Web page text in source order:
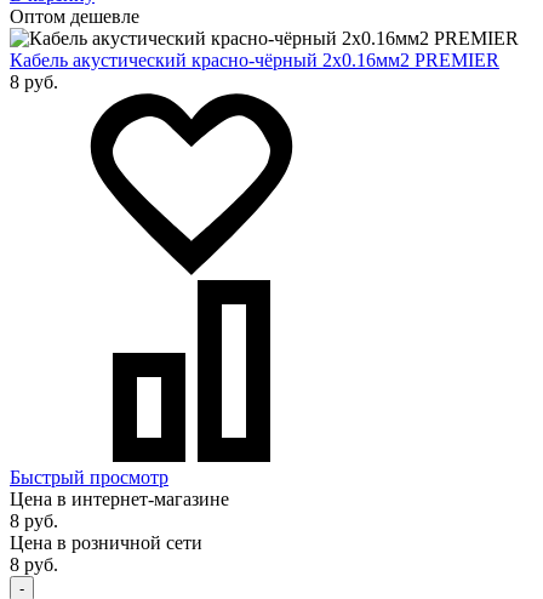
Оптом дешевле
Кабель акустический красно-чёрный 2х0.16мм2 PREMIER
8 руб.
Быстрый просмотр
Цена в интернет-магазине
8 руб.
Цена в розничной сети
8 руб.
-